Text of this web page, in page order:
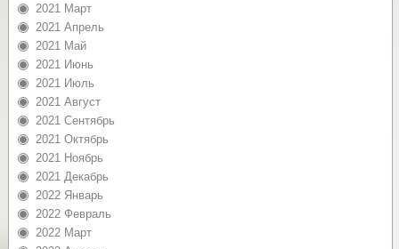
2021 Март
2021 Апрель
2021 Май
2021 Июнь
2021 Июль
2021 Август
2021 Сентябрь
2021 Октябрь
2021 Ноябрь
2021 Декабрь
2022 Январь
2022 Февраль
2022 Март